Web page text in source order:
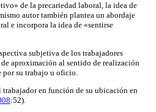
de la precariedad laboral, la idea de
autor también plantea un abordaje
e incorpora la idea de «sentirse
subjetiva de los trabajadores
aproximación al sentido de realización
su trabajo u oficio.
en función de su ubicación en
:52).